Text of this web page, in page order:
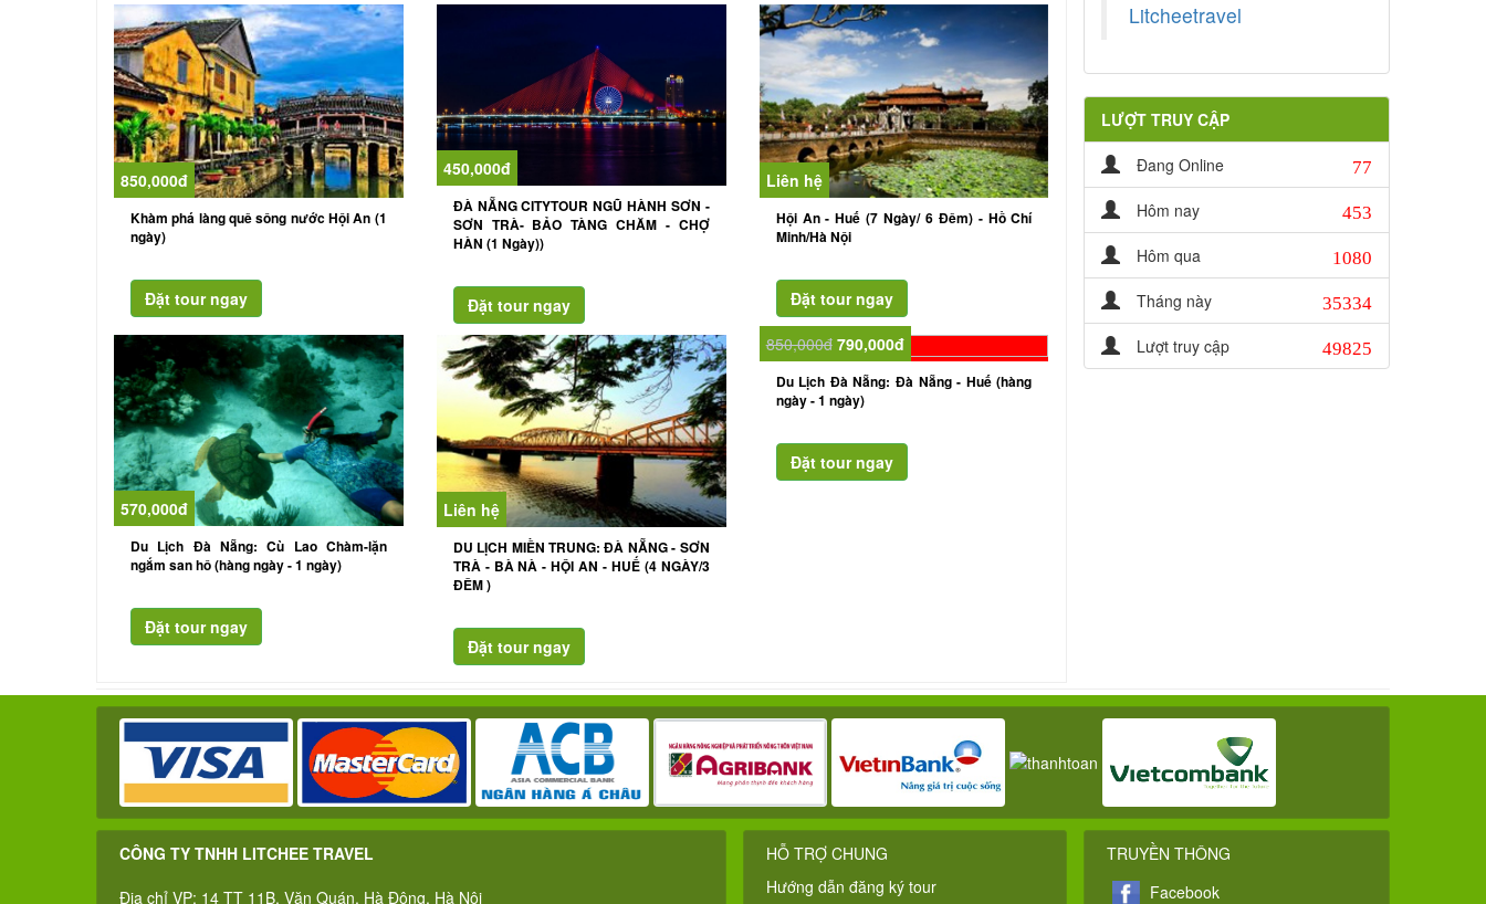
850,000đ
Khàm phá làng quê sông nước Hội An (1
ngày)
450,000đ
ĐÀ NẴNG CITYTOUR NGŨ HÀNH SƠN -
SƠN TRÀ- BẢO TÀNG CHĂM - CHỢ
HÀN (1 Ngày))
Liên hệ
Hội An - Huế (7 Ngày/ 6 Đêm) - Hồ Chí
Minh/Hà Nội
570,000đ
Du Lịch Đà Nẵng: Cù Lao Chàm-lặn
ngắm san hô (hàng ngày - 1 ngày)
Liên hệ
DU LỊCH MIỀN TRUNG: ĐÀ NẴNG - SƠN
TRÀ - BÀ NÀ - HỘI AN - HUẾ (4 NGÀY/3
ĐÊM )
850,000đ 790,000đ
Du Lịch Đà Nẵng: Đà Nẵng - Huế (hàng
ngày - 1 ngày)
Litcheetravel
LƯỢT TRUY CẬP
Đang Online 77
Hôm nay 453
Hôm qua 1080
Tháng này 35334
Lượt truy cập 49825
CÔNG TY TNHH LITCHEE TRAVEL
Địa chỉ VP: 14 TT 11B, Văn Quán, Hà Đông, Hà Nội
HỖ TRỢ CHUNG
Hướng dẫn đăng ký tour
TRUYỀN THÔNG
Facebook